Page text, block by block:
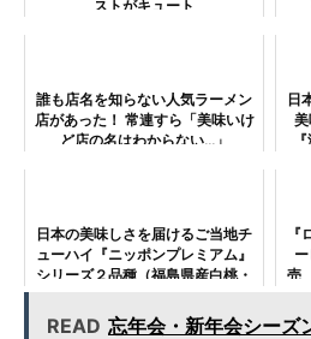
ストがキュート
誰も店名を知らない人気ラーメン
店があった！ 常連すら「美味いけ
ど店の名はわからない…」
日
美
日本の美味しさを届けるご当地チ
ューハイ『ニッポンプレミアム』
シリーズ２品種（福島県産白桃・
シーで飲みやすい！
売
READ 忘年会・新年会シーズ